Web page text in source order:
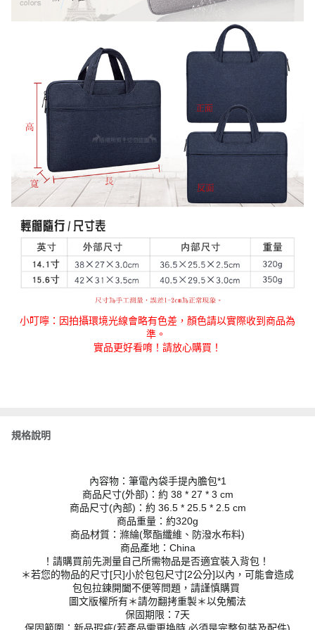
小叮嚀：因拍攝環境光線會略有色差，顏色請以實際收到商品為
準。
實品更好看唷！請放心購買！
規格說明
內容物：筆電內袋手提內膽包*1
商品尺寸(外部)：約 38 * 27 * 3 cm
商品尺寸(內部)：約 36.5 * 25.5 * 2.5 cm
商品重量：約320g
商品材質：滌綸(聚酯纖維、防潑水布料)
商品產地：China
！請購買前先測量自己所需物品是否適宜裝入背包！
＊若您的物品的尺寸[只]小於包包尺寸[2公分]以內，可能會造成
包包拉鍊開闔不便等問題，請謹慎購買
圖文版權所有＊請勿翻拷重製＊以免觸法
保固期限：7天